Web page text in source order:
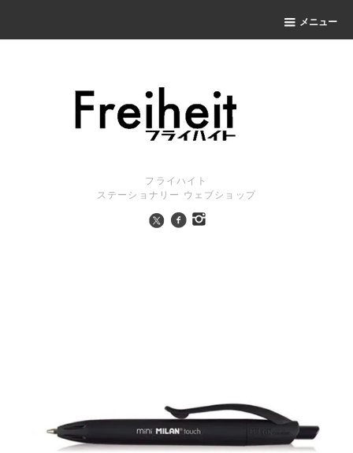
メニュー
フライハイト
ステーショナリー ウェブショップ